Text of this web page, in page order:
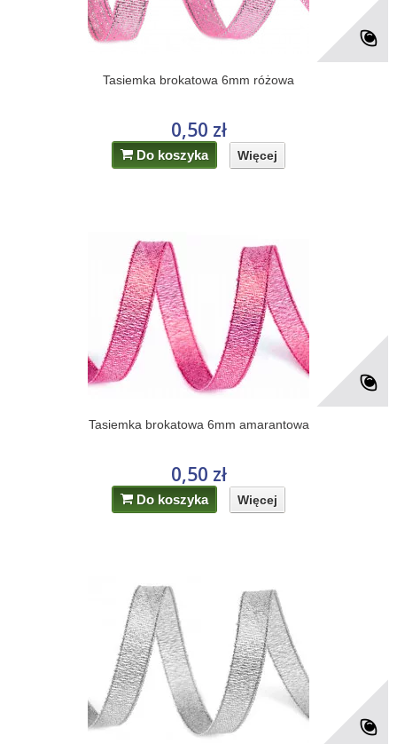
Tasiemka brokatowa 6mm różowa
0,50 zł
Do koszyka Więcej
Tasiemka brokatowa 6mm amarantowa
0,50 zł
Do koszyka Więcej